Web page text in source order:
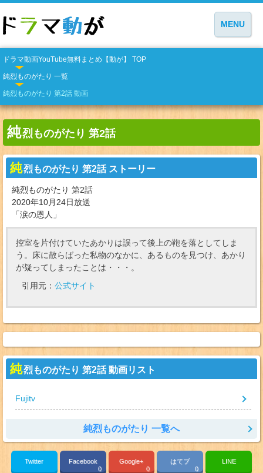
MENU
ドラマ動画YouTube無料まとめ【動が】 TOP
純烈ものがたり 一覧
純烈ものがたり 第2話 動画
純烈ものがたり 第2話
純烈ものがたり 第2話 ストーリー
純烈ものがたり 第2話
2020年10月24日放送
「涙の恩人」
控室を片付けていたあかりは誤って後上の鞄を落としてしま
う。床に散らばった私物のなかに、あるものを見つけ、あかり
が疑ってしまったことは・・・。
引用元： 公式サイト
純烈ものがたり 第2話 動画リスト
Fujitv
純烈ものがたり 一覧へ
Twitter
Facebook
0
Google+
0
はてブ
0
LINE